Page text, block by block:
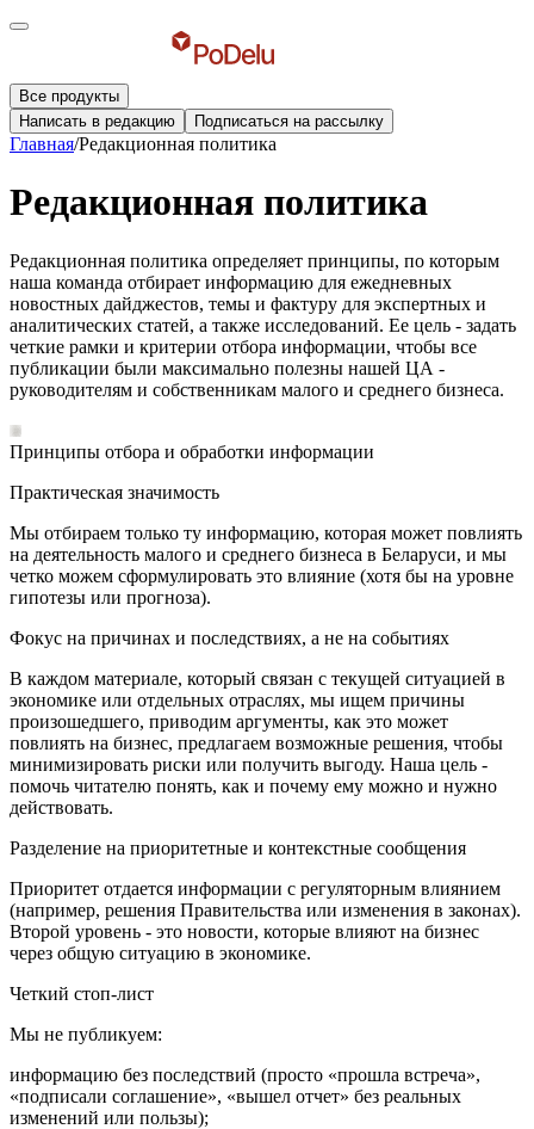
Все продукты
Написать в редакцию
Подписаться на рассылку
Главная/Редакционная политика
Редакционная политика
Редакционная политика определяет принципы, по которым
наша команда отбирает информацию для ежедневных
новостных дайджестов, темы и фактуру для экспертных и
аналитических статей, а также исследований. Ее цель - задать
четкие рамки и критерии отбора информации, чтобы все
публикации были максимально полезны нашей ЦА -
руководителям и собственникам малого и среднего бизнеса.
Принципы отбора и обработки информации
Практическая значимость
Мы отбираем только ту информацию, которая может повлиять
на деятельность малого и среднего бизнеса в Беларуси, и мы
четко можем сформулировать это влияние (хотя бы на уровне
гипотезы или прогноза).
Фокус на причинах и последствиях, а не на событиях
В каждом материале, который связан с текущей ситуацией в
экономике или отдельных отраслях, мы ищем причины
произошедшего, приводим аргументы, как это может
повлиять на бизнес, предлагаем возможные решения, чтобы
минимизировать риски или получить выгоду. Наша цель -
помочь читателю понять, как и почему ему можно и нужно
действовать.
Разделение на приоритетные и контекстные сообщения
Приоритет отдается информации с регуляторным влиянием
(например, решения Правительства или изменения в законах).
Второй уровень - это новости, которые влияют на бизнес
через общую ситуацию в экономике.
Четкий стоп-лист
Мы не публикуем:
информацию без последствий (просто «прошла встреча»,
«подписали соглашение», «вышел отчет» без реальных
изменений или пользы);